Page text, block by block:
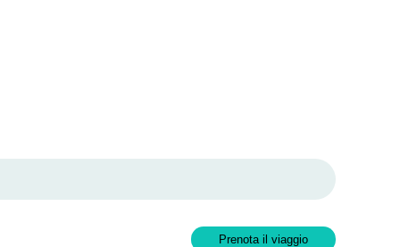
Prenota il viaggio